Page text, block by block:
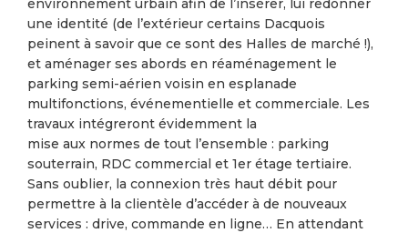
environnement urbain afin de l’insérer, lui redonner
une identité (de l’extérieur certains Dacquois
peinent à savoir que ce sont des Halles de marché !),
et aménager ses abords en réaménagement le
parking semi-aérien voisin en esplanade
multifonctions, événementielle et commerciale. Les
travaux intégreront évidemment la
mise aux normes de tout l’ensemble : parking
souterrain, RDC commercial et 1er étage tertiaire.
Sans oublier, la connexion très haut débit pour
permettre à la clientèle d’accéder à de nouveaux
services : drive, commande en ligne… En attendant